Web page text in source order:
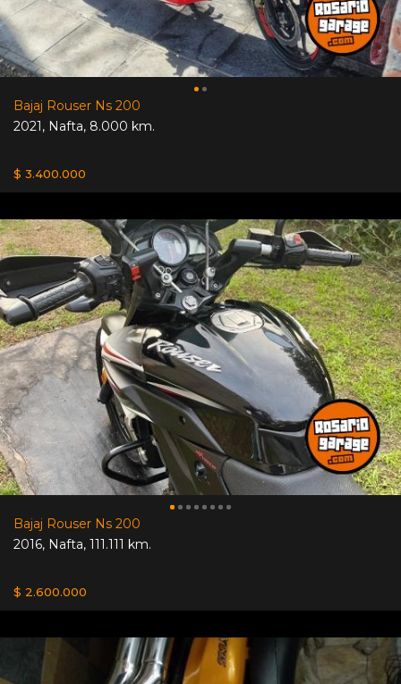
Bajaj Rouser Ns 200
2021, Nafta, 8.000 km.
$ 3.400.000
Bajaj Rouser Ns 200
2016, Nafta, 111.111 km.
$ 2.600.000